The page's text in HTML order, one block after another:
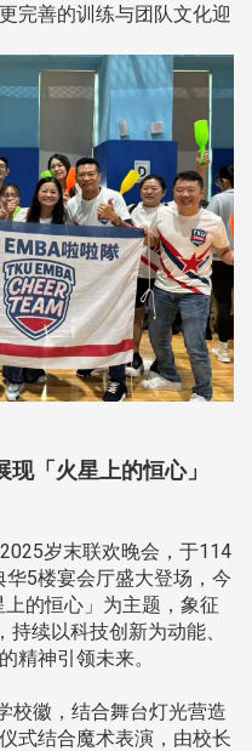
完善的训练与团队文化迎
「火星上的恒心」
岁末联欢晚会，于114
5楼宴会厅盛大登场，今
的恒心」为主题，象征
续以科技创新为动能、
精神引领未来。
校徽，结合舞台灯光营造
式结合魔术表演，由校长